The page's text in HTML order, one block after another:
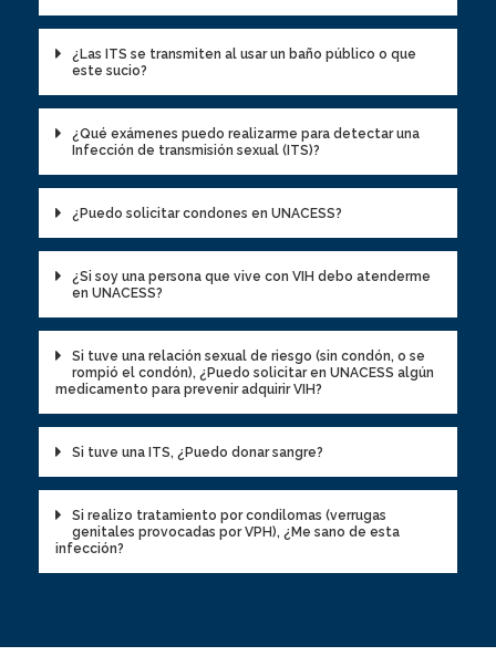
¿Las ITS se transmiten al usar un baño público o que
este sucio?
¿Qué exámenes puedo realizarme para detectar una
Infección de transmisión sexual (ITS)?
¿Puedo solicitar condones en UNACESS?
¿Si soy una persona que vive con VIH debo atenderme
en UNACESS?
Si tuve una relación sexual de riesgo (sin condón, o se
rompió el condón), ¿Puedo solicitar en UNACESS algún
medicamento para prevenir adquirir VIH?
Si tuve una ITS, ¿Puedo donar sangre?
Si realizo tratamiento por condilomas (verrugas
genitales provocadas por VPH), ¿Me sano de esta
infección?